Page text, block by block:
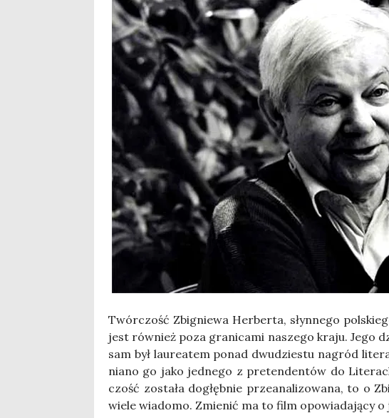
Twór­czość Zbi­gnie­wa Her­ber­ta, słyn­ne­go
jest rów­nież poza gra­ni­ca­mi nasze­go kra­ju. Jego
sam był lau­re­atem ponad dwu­dzie­stu nagród
nia­no go jako jed­ne­go z pre­ten­den­tów do
czość zosta­ła dogłęb­nie prze­ana­li­zo­wa­na, to o
wie­le wia­do­mo. Zmie­nić ma to film opo­wia­da­ją­cy o